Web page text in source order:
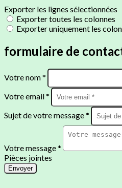
Exporter les lignes sélectionnées
Exporter toutes les colonnes
Exporter uniquement les
formulaire de
Votre nom *
Votre email *
Sujet de votre message *
Votre message *
Pièces jointes
Envoyer